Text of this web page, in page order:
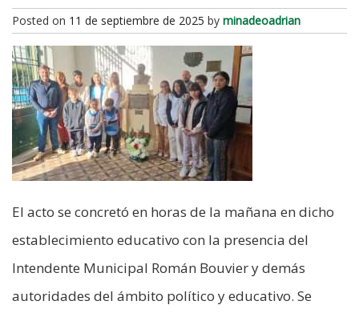
Posted on 11 de septiembre de 2025 by minadeoadrian
El acto se concretó en horas de la mañana en dicho
establecimiento educativo con la presencia del
Intendente Municipal Román Bouvier y demás
autoridades del ámbito político y educativo. Se